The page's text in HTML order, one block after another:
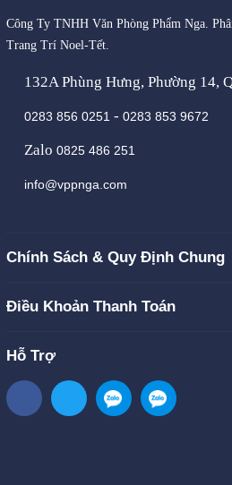
Công Ty TNHH Văn Phòng Phẩm Nga.
Trang Trí Noel-Tết.
132A Phùng Hưng, Phường 14,
0283 856 0251 - 0283 853 9672
Zalo 0825 486 251
info@vppnga.com
Chính Sách & Quy Định Chung
Điều Khoản Thanh Toán
Hỗ Trợ